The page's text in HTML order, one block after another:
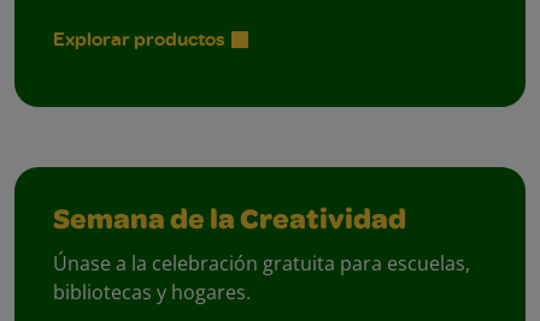
Explorar productos
Semana de la Creatividad
Únase a la celebración gratuita para escuelas,
bibliotecas y hogares.